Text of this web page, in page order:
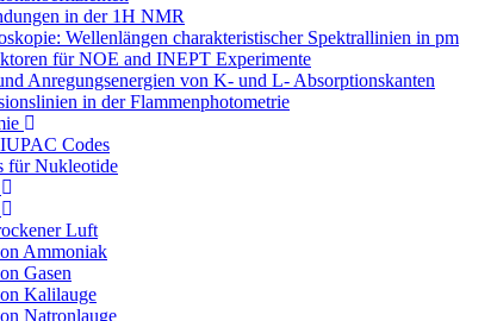
in der 1H NMR
Wellenlängen charakteristischer Spektrallinien in pm
für NOE and INEPT Experimente
Anregungsenergien von K- und L- Absorptionskanten
in der Flammenphotometrie
Codes
für Nukleotide
Luft
Ammoniak
Gasen
Kalilauge
Natronlauge